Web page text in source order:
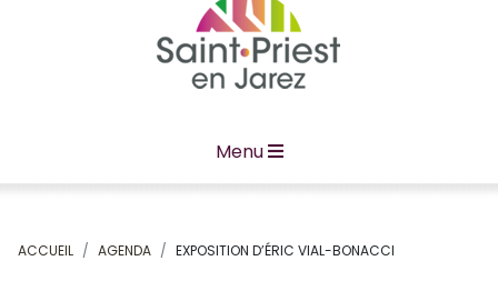
Menu
ACCUEIL AGENDA EXPOSITION D’ÉRIC VIAL-BONACCI